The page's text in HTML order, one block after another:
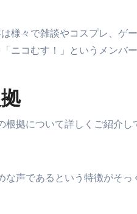
々で雑談やコスプレ、ゲ
コむす！」というメンバ
拠について詳しくご紹介し
声であるという特徴がそっ